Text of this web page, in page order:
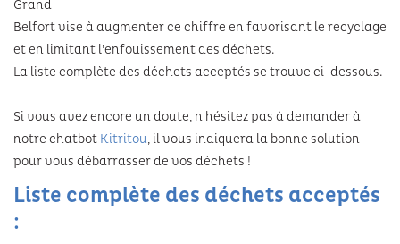
Grand
Belfort vise à augmenter ce chiffre en favorisant le recyclage
et en limitant l’enfouissement des déchets.
La liste complète des déchets acceptés se trouve ci-dessous.
Si vous avez encore un doute, n'hésitez pas à demander à
notre chatbot Kitritou, il vous indiquera la bonne solution
pour vous débarrasser de vos déchets !
Liste complète des déchets acceptés
: